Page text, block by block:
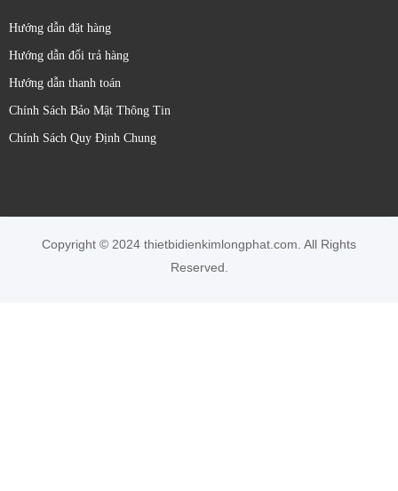
Hướng dẫn đặt hàng
Hướng dẫn đổi trả hàng
Hướng dẫn thanh toán
Chính Sách Bảo Mật Thông Tin
Chính Sách Quy Định Chung
Copyright © 2024 thietbidienkimlongphat.com. All Rights
Reserved.